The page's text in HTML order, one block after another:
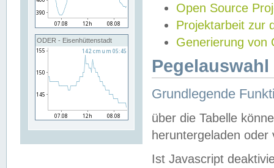
ODER - Eisenhüttenstadt
Open Source
Projektarbeit zur
Generierung von
Grundlegende
über die Tabelle
heruntergeladen oder
Ist Javascript